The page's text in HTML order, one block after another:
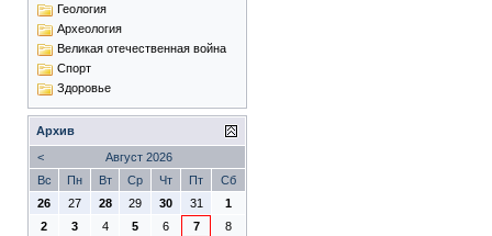
Геология
Археология
Великая отечественная война
Спорт
Здоровье
Архив
<
Август 2026
Вс
Пн Вт Ср Чт Пт
Сб
26
27 28 29 30 31
1
2
3 4 5 6 7
8